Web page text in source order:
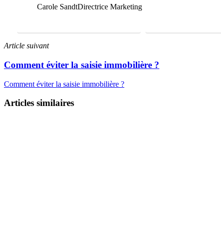
Carole SandtDirectrice Marketing
Article suivant
Comment éviter la saisie immobilière ?
Comment éviter la saisie immobilière ?
Articles similaires